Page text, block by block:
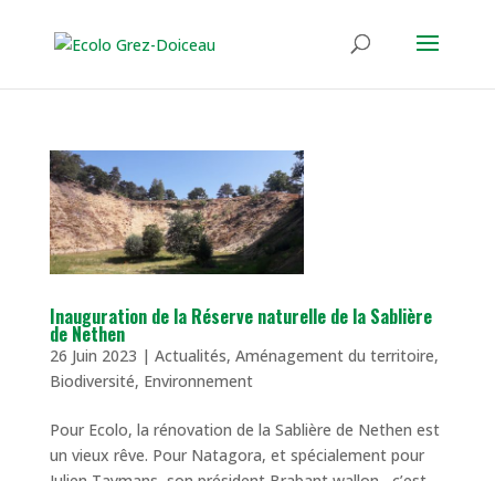
Inauguration de la Réserve naturelle de la Sablière
de Nethen
26 Juin 2023 | Actualités, Aménagement du territoire,
Biodiversité, Environnement
Pour Ecolo, la rénovation de la Sablière de Nethen est
un vieux rêve. Pour Natagora, et spécialement pour